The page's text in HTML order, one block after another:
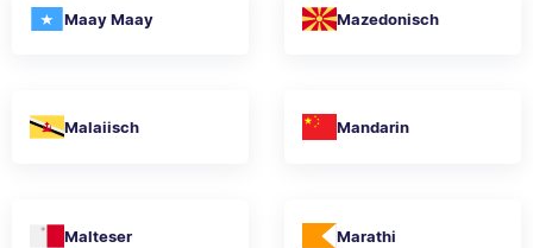
Maay Maay Mazedonisch
Malaiisch Mandarin
Malteser Marathi